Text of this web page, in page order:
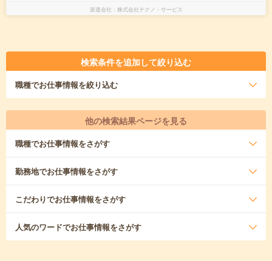
派遣会社 株式会社テクノ・サービス
検索条件を追加して絞り込む
職種でお仕事情報を絞り込む
他の検索結果ページを見る
職種でお仕事情報をさがす
勤務地でお仕事情報をさがす
こだわりでお仕事情報をさがす
人気のワードでお仕事情報をさがす